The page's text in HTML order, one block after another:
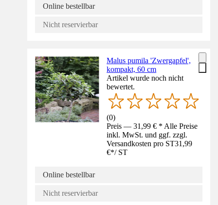
Online bestellbar
Nicht reservierbar
Malus pumila 'Zwergapfel',
kompakt, 60 cm
Artikel wurde noch nicht
bewertet.
(0)
Preis — 31,99 € * Alle Preise
inkl. MwSt. und ggf. zzgl.
Versandkosten pro ST31,99
€*/ ST
Online bestellbar
Nicht reservierbar